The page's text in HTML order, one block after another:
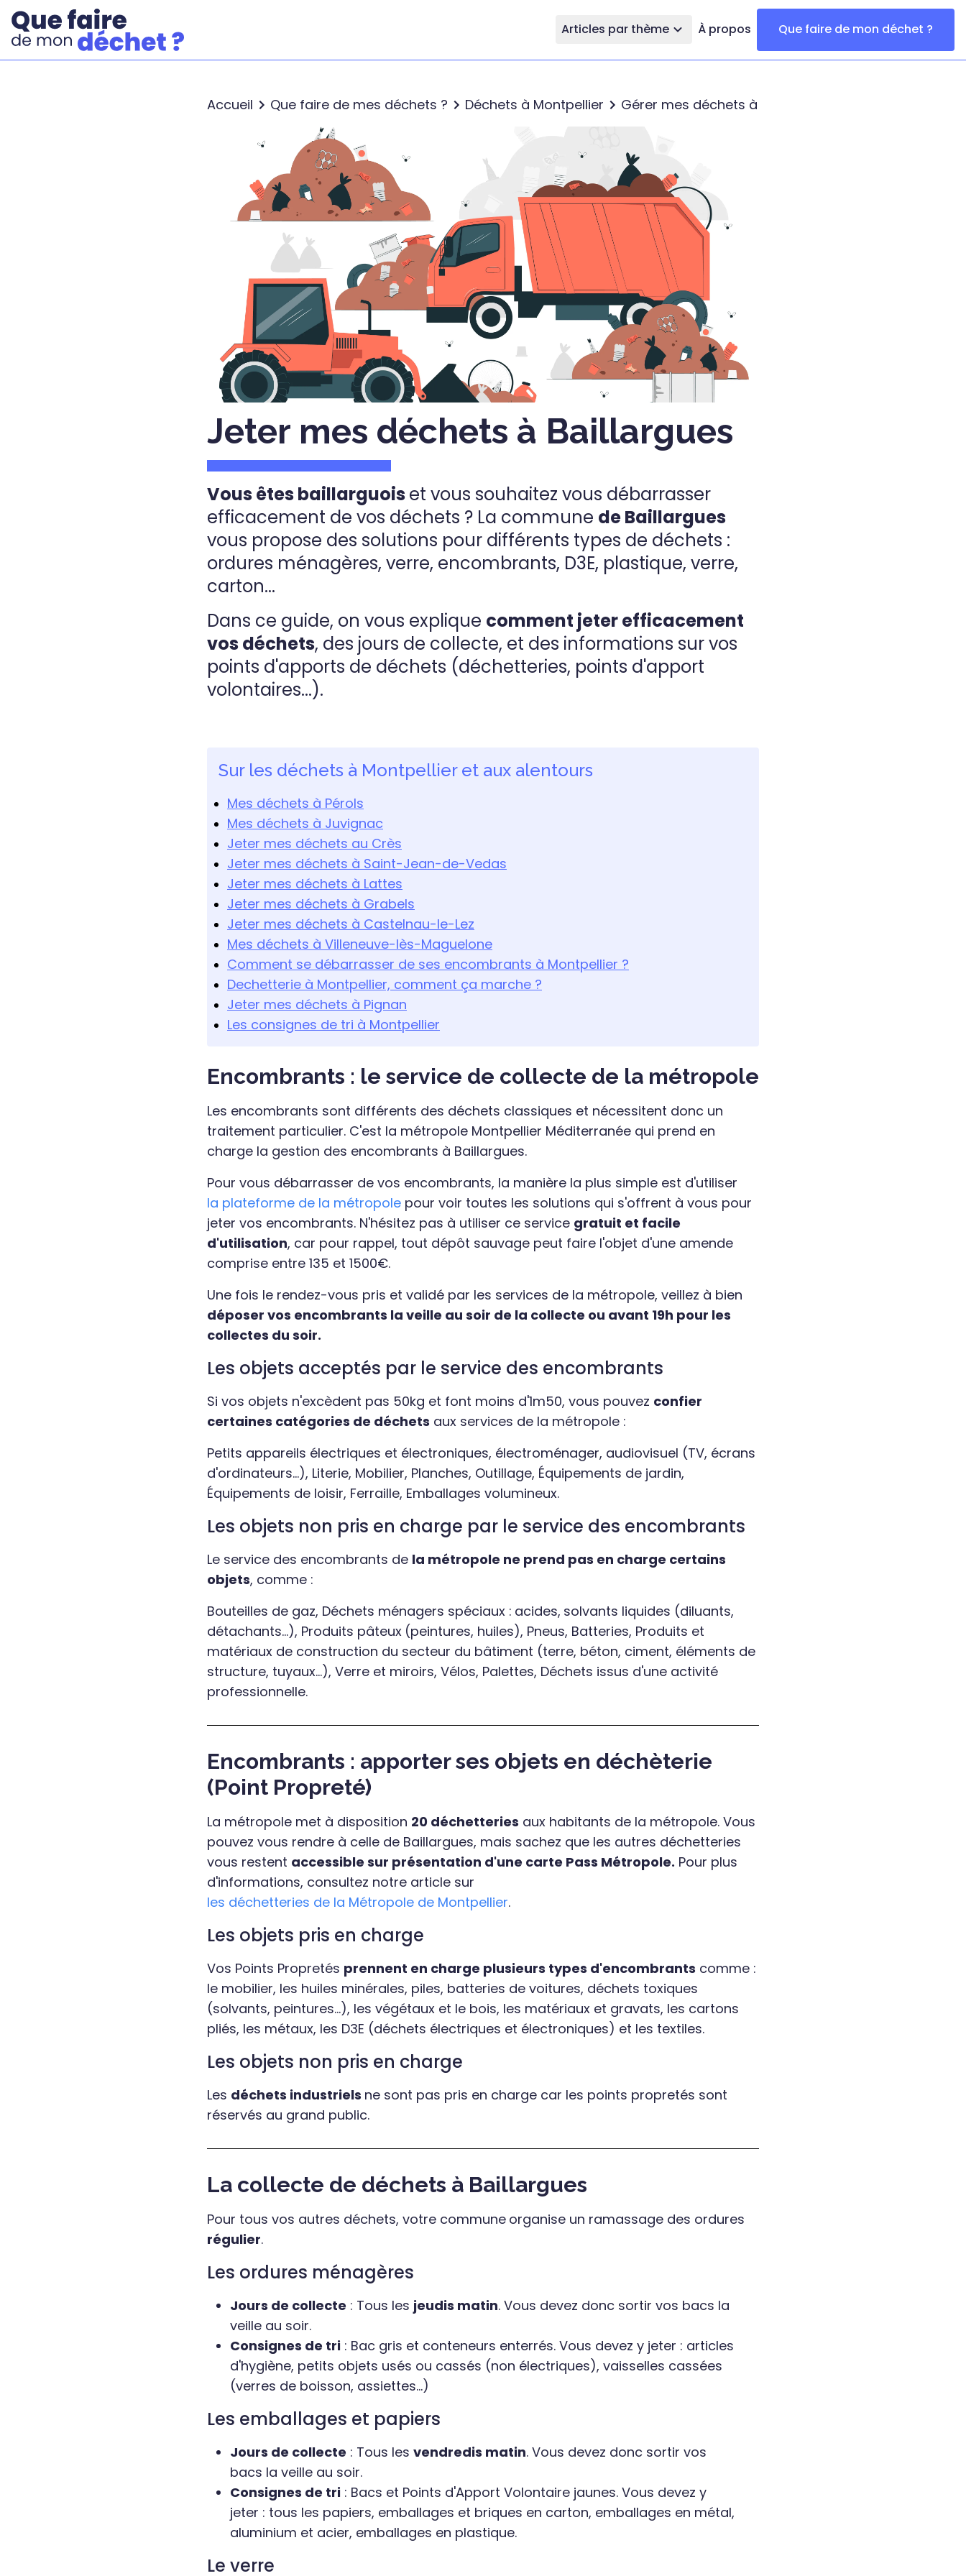
Articles par thème À propos Que faire de mon déchet ?
Accueil Que faire de mes déchets ? Déchets à Montpellier Gérer mes déchets à Baillargues
Jeter mes déchets à Baillargues
Vous êtes baillarguois et vous souhaitez vous débarrasser
efficacement de vos déchets ? La commune de Baillargues
vous propose des solutions pour différents types de déchets :
ordures ménagères, verre, encombrants, D3E, plastique, verre,
carton...
Dans ce guide, on vous explique comment jeter efficacement
vos déchets, des jours de collecte, et des informations sur vos
points d'apports de déchets (déchetteries, points d'apport
volontaires...).
Sur les déchets à Montpellier et aux alentours
Mes déchets à Pérols
Mes déchets à Juvignac
Jeter mes déchets au Crès
Jeter mes déchets à Saint-Jean-de-Vedas
Jeter mes déchets à Lattes
Jeter mes déchets à Grabels
Jeter mes déchets à Castelnau-le-Lez
Mes déchets à Villeneuve-lès-Maguelone
Comment se débarrasser de ses encombrants à Montpellier ?
Dechetterie à Montpellier, comment ça marche ?
Jeter mes déchets à Pignan
Les consignes de tri à Montpellier
Encombrants : le service de collecte de la métropole
Les encombrants sont différents des déchets classiques et nécessitent donc un
traitement particulier. C'est la métropole Montpellier Méditerranée qui prend en
charge la gestion des encombrants à Baillargues.
Pour vous débarrasser de vos encombrants, la manière la plus simple est d'utiliser
la plateforme de la métropole pour voir toutes les solutions qui s'offrent à vous pour
jeter vos encombrants. N'hésitez pas à utiliser ce service gratuit et facile
d'utilisation, car pour rappel, tout dépôt sauvage peut faire l'objet d'une amende
comprise entre 135 et 1500€.
Une fois le rendez-vous pris et validé par les services de la métropole, veillez à bien
déposer vos encombrants la veille au soir de la collecte ou avant 19h pour les
collectes du soir.
Les objets acceptés par le service des encombrants
Si vos objets n'excèdent pas 50kg et font moins d'1m50, vous pouvez confier
certaines catégories de déchets aux services de la métropole :
Petits appareils électriques et électroniques, électroménager, audiovisuel (TV, écrans
d'ordinateurs...), Literie, Mobilier, Planches, Outillage, Équipements de jardin,
Équipements de loisir, Ferraille, Emballages volumineux.
Les objets non pris en charge par le service des encombrants
Le service des encombrants de la métropole ne prend pas en charge certains
objets, comme :
Bouteilles de gaz, Déchets ménagers spéciaux : acides, solvants liquides (diluants,
détachants...), Produits pâteux (peintures, huiles), Pneus, Batteries, Produits et
matériaux de construction du secteur du bâtiment (terre, béton, ciment, éléments de
structure, tuyaux...), Verre et miroirs, Vélos, Palettes, Déchets issus d'une activité
professionnelle.
Encombrants : apporter ses objets en déchèterie
(Point Propreté)
La métropole met à disposition 20 déchetteries aux habitants de la métropole. Vous
pouvez vous rendre à celle de Baillargues, mais sachez que les autres déchetteries
vous restent accessible sur présentation d'une carte Pass Métropole. Pour plus
d'informations, consultez notre article sur
les déchetteries de la Métropole de Montpellier.
Les objets pris en charge
Vos Points Propretés prennent en charge plusieurs types d'encombrants comme :
le mobilier, les huiles minérales, piles, batteries de voitures, déchets toxiques
(solvants, peintures...), les végétaux et le bois, les matériaux et gravats, les cartons
pliés, les métaux, les D3E (déchets électriques et électroniques) et les textiles.
Les objets non pris en charge
Les déchets industriels ne sont pas pris en charge car les points propretés sont
réservés au grand public.
La collecte de déchets à Baillargues
Pour tous vos autres déchets, votre commune organise un ramassage des ordures
régulier.
Les ordures ménagères
Jours de collecte : Tous les jeudis matin. Vous devez donc sortir vos bacs la
veille au soir.
Consignes de tri : Bac gris et conteneurs enterrés. Vous devez y jeter : articles
d'hygiène, petits objets usés ou cassés (non électriques), vaisselles cassées
(verres de boisson, assiettes...)
Les emballages et papiers
Jours de collecte : Tous les vendredis matin. Vous devez donc sortir vos
bacs la veille au soir.
Consignes de tri : Bacs et Points d'Apport Volontaire jaunes. Vous devez y
jeter : tous les papiers, emballages et briques en carton, emballages en métal,
aluminium et acier, emballages en plastique.
Le verre